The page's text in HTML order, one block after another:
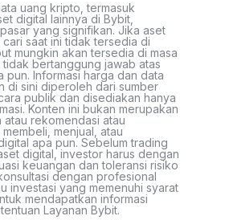
uang kripto, termasuk
digital lainnya di Bybit,
yang signifikan. Jika aset
saat ini tidak tersedia di
mungkin akan tersedia di masa
tidak bertanggung jawab atas
pun. Informasi harga dan data
di sini diperoleh dari sumber
publik dan disediakan hanya
Konten ini bukan merupakan
atau rekomendasi atau
menjual, atau
apa pun. Sebelum trading
digital, investor harus dengan
keuangan dan toleransi risiko
dengan profesional
investasi yang memenuhi syarat
mendapatkan informasi
Layanan Bybit.